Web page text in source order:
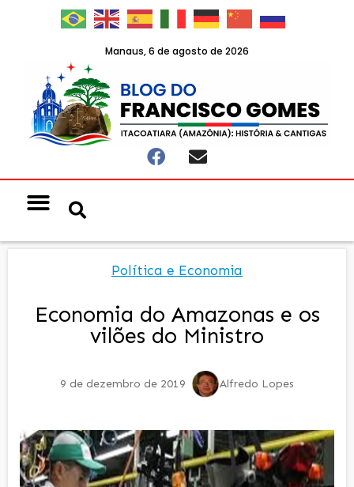
Manaus, 6 de agosto de 2026
Política e Economia
Economia do Amazonas e os
vilões do Ministro
9 de dezembro de 2019 Alfredo Lopes